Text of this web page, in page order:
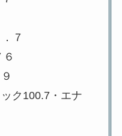
７
ク100.7・エナ